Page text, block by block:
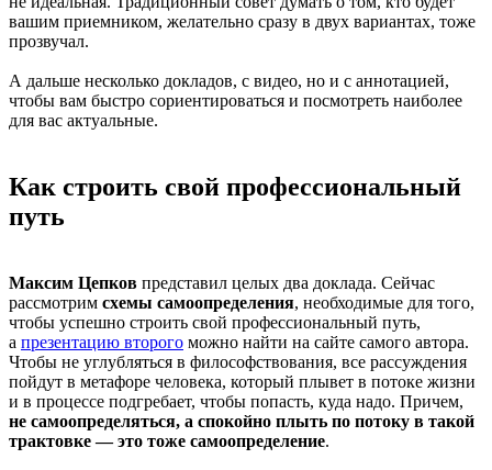
вашим приемником, желательно сразу в двух вариантах, тоже
прозвучал.
А дальше несколько докладов, с видео, но и с аннотацией,
чтобы вам быстро сориентироваться и посмотреть наиболее
для вас актуальные.
Как строить свой профессиональный
путь
Максим Цепков представил целых два доклада. Сейчас
рассмотрим схемы самоопределения, необходимые для того,
чтобы успешно строить свой профессиональный путь,
а презентацию второго можно найти на сайте самого автора.
Чтобы не углубляться в философствования, все рассуждения
пойдут в метафоре человека, который плывет в потоке жизни
и в процессе подгребает, чтобы попасть, куда надо. Причем,
не самоопределяться, а спокойно плыть по потоку в такой
трактовке — это тоже самоопределение.